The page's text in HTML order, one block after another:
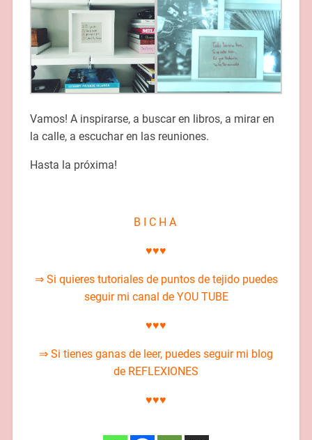
Vamos! A inspirarse, a buscar en libros, a mirar en
la calle, a escuchar en las reuniones.
Hasta la próxima!
B I C H A
♥♥♥
⇒ Si quieres tutoriales de puntos de tejido puedes
seguir mi canal de YOU TUBE
♥♥♥
⇒ Si tienes ganas de leer, puedes seguir mi blog
de REFLEXIONES
♥♥♥